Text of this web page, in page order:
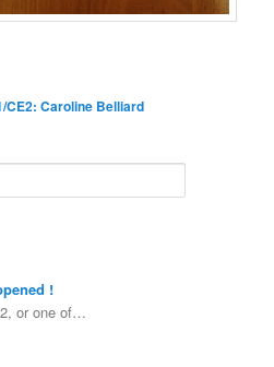
CE2: Caroline Belliard
!
or one of…